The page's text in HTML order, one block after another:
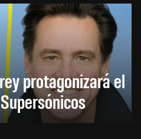
protagonizará el